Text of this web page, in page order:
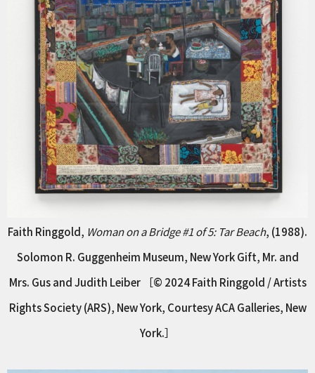
Faith Ringgold, Woman on a Bridge #1 of 5: Tar Beach, (1988).
Solomon R. Guggenheim Museum, New York Gift, Mr. and
Mrs. Gus and Judith Leiber ［© 2024 Faith Ringgold / Artists
Rights Society (ARS), New York, Courtesy ACA Galleries, New
York.］